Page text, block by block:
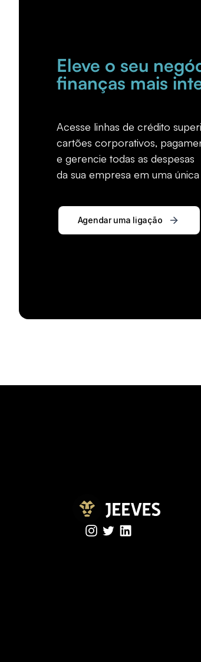
Eleve o seu
finanças mais
Acesse linhas de crédito
cartões corporativos,
e gerencie todas as despesas
da sua empresa em uma
Agendar uma ligação